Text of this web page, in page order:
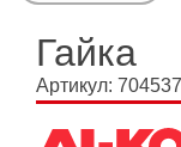
Гайка
Артикул: 704537